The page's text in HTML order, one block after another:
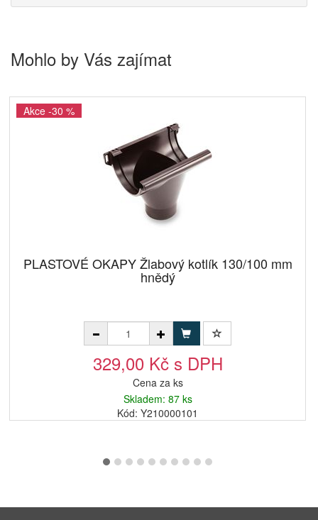
Mohlo by Vás zajímat
Akce -30 %
PLASTOVÉ OKAPY Žlabový kotlík 130/100 mm
hnědý
329,00 Kč s DPH
Cena za ks
Skladem: 87 ks
Kód: Y210000101